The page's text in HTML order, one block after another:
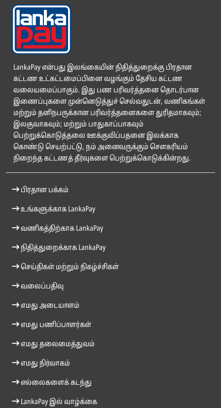
LankaPay என்பது இலங்கையின் நிதித்துறைக்கு பிரதான
கட்டண உட்கட்டமைப்பினை வழங்கும் தேசிய கட்டண
வலையமைப்பாகும். இது பண பரிவர்த்தனை தொடர்பான
இணைப்புகளை முன்னெடுத்துச் செல்வதுடன், வணிகங்கள்
மற்றும் தனிநபருக்கான பரிவர்த்தனைகளை துரிதமாகவும்;
இலகுவாகவும்; மற்றும் பாதுகாப்பாகவும்
பெற்றுக்கொடுத்தலை ஊக்குவிப்பதனை இலக்காக
கொண்டு செயற்பட்டு, நம் அனைவருக்கும் சௌகரியம்
நிறைந்த கட்டணத் தீர்வுகளை பெற்றுக்கொடுக்கின்றது.
பிரதான பக்கம்
உங்களுக்காக LankaPay
வணிகத்திற்காக LankaPay
நிதித்துறைக்காக LankaPay
செய்திகள் மற்றும் நிகழ்ச்சிகள்
வலைப்பதிவு
எமது அடையாளம்
எமது பணிப்பாளர்கள்
எமது தலைமைத்துவம்
எமது நிர்வாகம்
எல்லைகளைக் கடந்து
LankaPay இல் வாழ்க்கை